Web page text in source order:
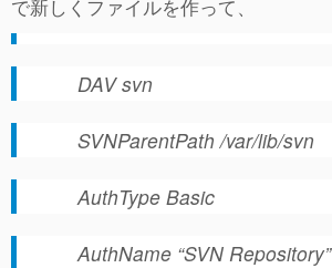
で新しくファイルを作って、
DAV svn
SVNParentPath /var/lib/svn
AuthType Basic
AuthName “SVN Repository”